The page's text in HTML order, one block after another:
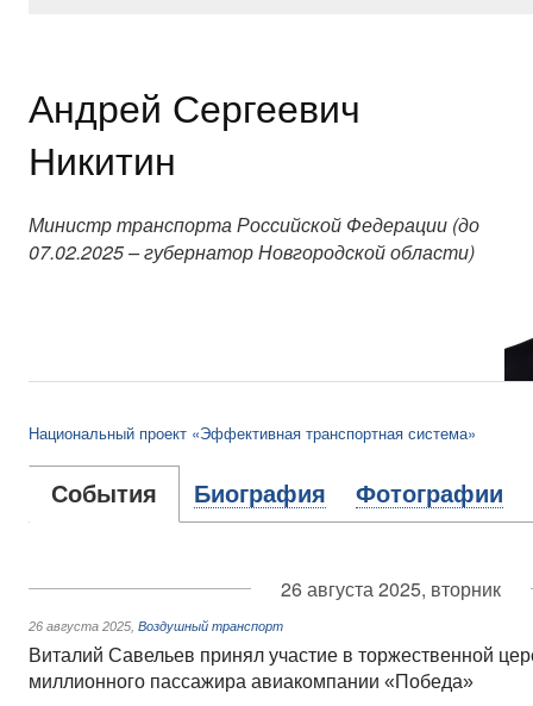
Андрей Сергеевич
Никитин
Министр транспорта Российской Федерации (до
07.02.2025 – губернатор Новгородской области)
Национальный проект «Эффективная транспортная система»
События Биография Фотографии
26 августа 2025, вторник
26 августа 2025 Воздушный транспорт
Виталий Савельев принял участие в торжественной
миллионного пассажира авиакомпании «Победа»